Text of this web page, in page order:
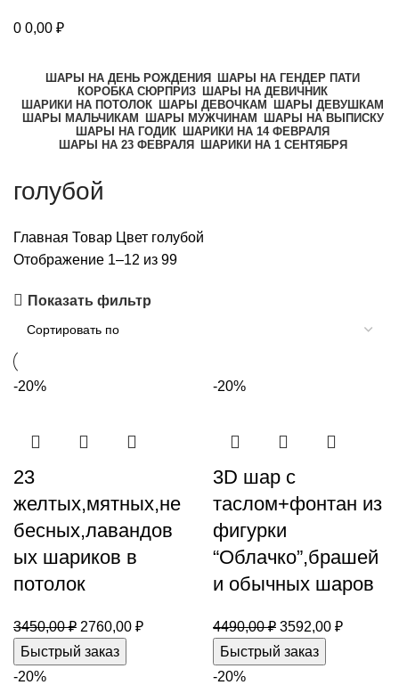
0 0,00 ₽
ШАРЫ НА ДЕНЬ РОЖДЕНИЯ
ШАРЫ НА ГЕНДЕР ПАТИ
КОРОБКА СЮРПРИЗ ШАРЫ НА ДЕВИЧНИК
ШАРИКИ НА ПОТОЛОК ШАРЫ ДЕВОЧКАМ
ШАРЫ ДЕВУШКАМ
ШАРЫ МАЛЬЧИКАМ
ШАРЫ МУЖЧИНАМ
ШАРЫ НА ВЫПИСКУ
ШАРЫ НА ГОДИК ШАРИКИ НА 14 ФЕВРАЛЯ
ШАРЫ НА 23 ФЕВРАЛЯ
ШАРИКИ НА 1 СЕНТЯБРЯ
голубой
Главная Товар Цвет голубой
Отображение 1–12 из 99
Показать фильтр
-20%
23
желтых,мятных,не
бесных,лавандов
ых шариков в
потолок
3450,00₽ 2760,00 ₽
Быстрый заказ
-20%
3D шар с
таслом+фонтан из
фигурки
“Облачко”,брашей
и обычных шаров
4490,00₽ 3592,00 ₽
Быстрый заказ
-20%
-20%